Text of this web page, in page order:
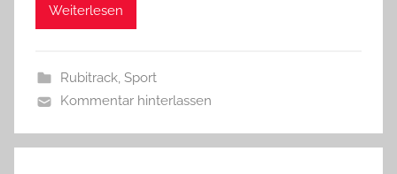
Weiterlesen
Rubitrack, Sport
Kommentar hinterlassen